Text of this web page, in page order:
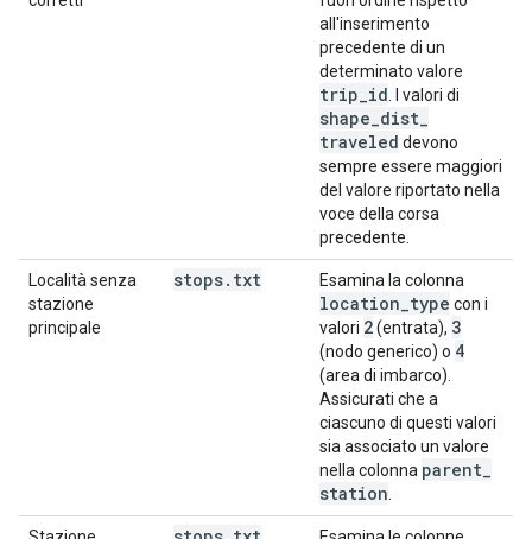
all'inserimento
precedente di un
determinato valore
trip id . I valori di
shape dist
traveled devono
sempre essere maggiori
del valore riportato nella
voce della corsa
precedente.
Località senza
stazione
principale
stops. txt Esamina la colonna
location type con i
valori 2(entrata), 3
(nodo generico) o 4
(area di imbarco).
Assicurati che a
ciascuno di questi valori
sia associato un valore
nella colonna parent
station